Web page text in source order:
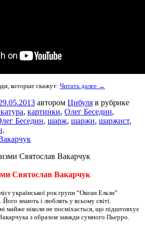
которые скажут: Читать далее →
автором Цибуля в рубрике
, картинки, Олег Беседин,
Беседин, шарж, шаржи, шаржист,
.
Святослав Вакарчук
української рок групи “Океан Ельзи”
Його знають і люблять у всьому світі.
майже ніколи не посміхається, що підштовхує
з образом завжди сумного Пьерро.